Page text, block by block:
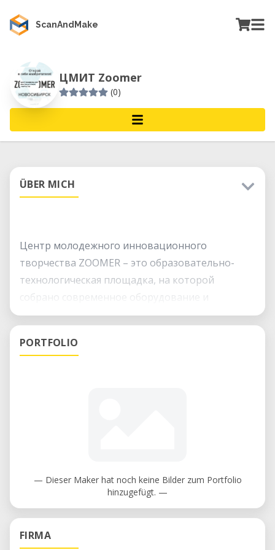
ScanAndMake
ЦМИТ Zoomer
(0)
ÜBER MICH
Центр молодежного инновационного
творчества ZOOMER – это образовательно-
технологическая площадка, на которой
собрано современное оборудование и
специализированное программное
моделирования, быстрого изготовления
техническом творчестве и инжиниринге:
вы можете самостоятельно или вместе с
модели коворкинга (совместная проектная
PORTFOLIO
— Dieser Maker hat noch keine Bilder zum Portfolio
hinzugefügt. —
FIRMA